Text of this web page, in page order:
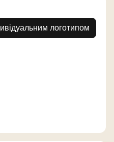
логотипом